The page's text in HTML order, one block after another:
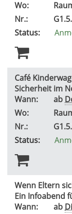
Wo:
Nr.:
Status:
Café
Sicherheit im
Wann:
ab
Wo:
Nr.:
Status:
Wenn Eltern
Ein Infoabend
Wann:
ab